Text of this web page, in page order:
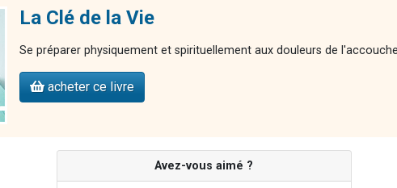
La Clé de la Vie
Se préparer physiquement et spirituellement aux douleurs de
acheter ce livre
Avez-vous aimé ?